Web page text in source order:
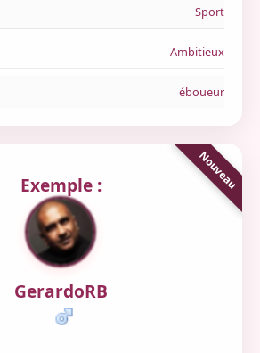
Sport
Ambitieux
éboueur
Exemple :
GerardoRB